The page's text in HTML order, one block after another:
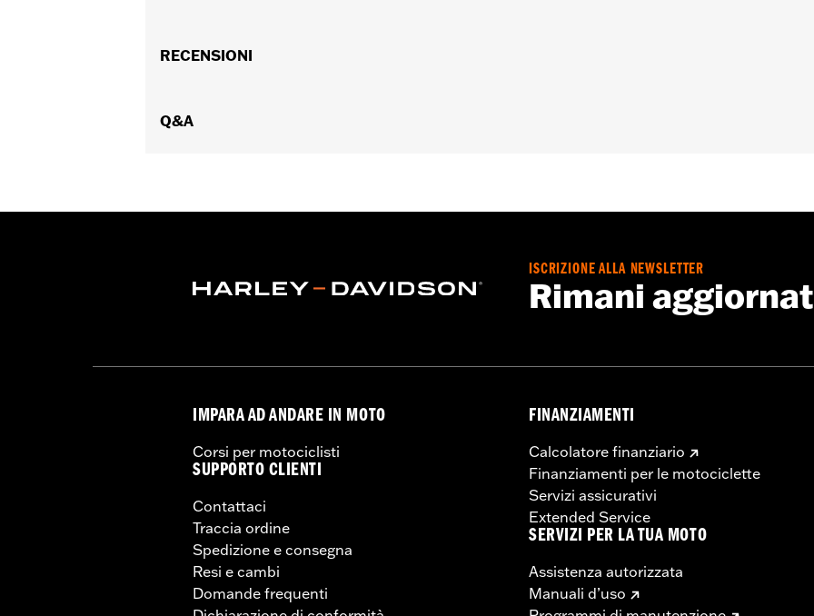
FXBRS, FXST, FLTRXRRSE dal '25 in poi, Springer™, Touring dal '24 in poi, Trike e Revolution
Diametro:
UDM altezza materiale:Pollici
UDM pullback: Pollici
Su alcuni modelli, l'installazione di determinati tipi di manubrio e di montanti potrebbe
RECENSIONI
Q&A
ISCRIZIONE ALLA NEWSLETTER
Rimani
IMPARA AD ANDARE IN MOTO
Corsi per motociclisti
SUPPORTO CLIENTI
Contattaci
Traccia ordine
Spedizione e consegna
Resi e cambi
Domande frequenti
FINANZIAMENTI
Calcolatore finanziario
Finanziamenti per le motociclette
Servizi assicurativi
Extended Service
SERVIZI PER LA TUA MOTO
Assistenza autorizzata
Manuali d’uso